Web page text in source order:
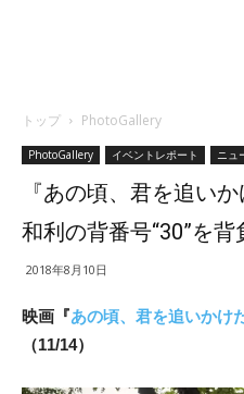
トップ PhotoGallery
PhotoGallery イベントレポート ニュ
『あの頃、君を追い
和利の背番号“30”を背
2018年8月10日
映画『あの頃、君を追いかけ
（11/14）